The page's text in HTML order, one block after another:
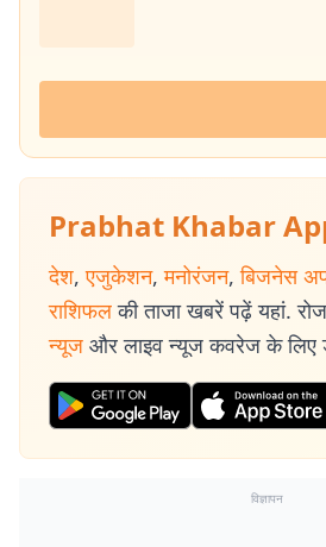
Prabhat Khabar
देश, एजुकेशन, मनोरंजन, बिजनेस
राशिफल की ताजा खबरें पढ़ें यहां.
न्यूज और लाइव न्यूज कवरेज के लिए
विज्ञापन